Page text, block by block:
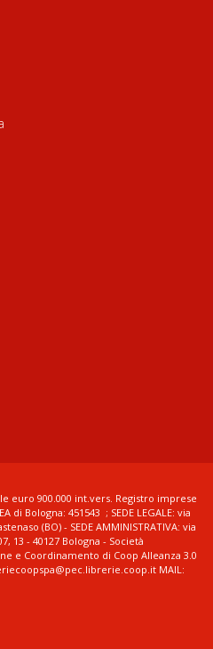
euro 900.000 int.vers. Registro imprese
di Bologna: 451543 ; SEDE LEGALE: via
(BO) - SEDE AMMINISTRATIVA: via
13 - 40127 Bologna - Società
e Coordinamento di Coop Alleanza 3.0
MAIL: